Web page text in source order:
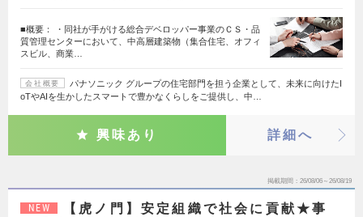
■概要： ・同社が手がける総合デベロッパー事業のＣＳ・品
質管理センターにおいて、中高層建築物（集合住宅、オフィ
スビル、商業…
会社概要
パナソニック グループの住宅部門を担う企業として、未来に向けたI
oTやAIを生かしたスマートで豊かなくらしをご提供し、中…
興味あり 詳細へ
掲載期間 26/08/06～26/08/19
NEW
【虎ノ門】安定組織で社会に貢献★事